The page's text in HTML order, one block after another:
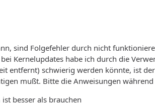
sind Folgefehler durch nicht
Kernelupdates habe ich durch die
entfernt) schwierig werden könnte, ist
mußt. Bitte die Anweisungen
besser als brauchen